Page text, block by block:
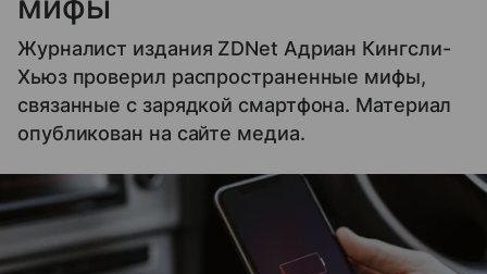
Журналист издания ZDNet Адриан Кингсли-
Хьюз проверил распространенные мифы,
связанные с зарядкой смартфона. Материал
опубликован на сайте медиа.